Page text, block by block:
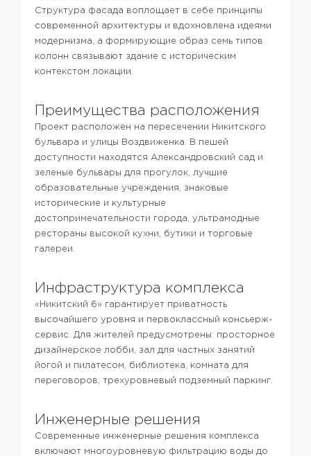
Структура фасада воплощает в себе принципы
современной архитектуры и вдохновлена идеями
модернизма, а формирующие образ семь типов
колонн связывают здание с историческим
контекстом локации.
Преимущества расположения
Проект расположен на пересечении Никитского
бульвара и улицы Воздвиженка. В пешей
доступности находятся Александровский сад и
зеленые бульвары для прогулок, лучшие
образовательные учреждения, знаковые
исторические и культурные
достопримечательности города, ультрамодные
рестораны высокой кухни, бутики и торговые
галереи.
Инфраструктура комплекса
«Никитский 6» гарантирует приватность
высочайшего уровня и первоклассный консьерж-
сервис. Для жителей предусмотрены: просторное
дизайнерское лобби, зал для частных занятий
йогой и пилатесом, библиотека, комната для
переговоров, трехуровневый подземный паркинг.
Инженерные решения
Современные инженерные решения комплекса
включают многоуровневую фильтрацию воды до